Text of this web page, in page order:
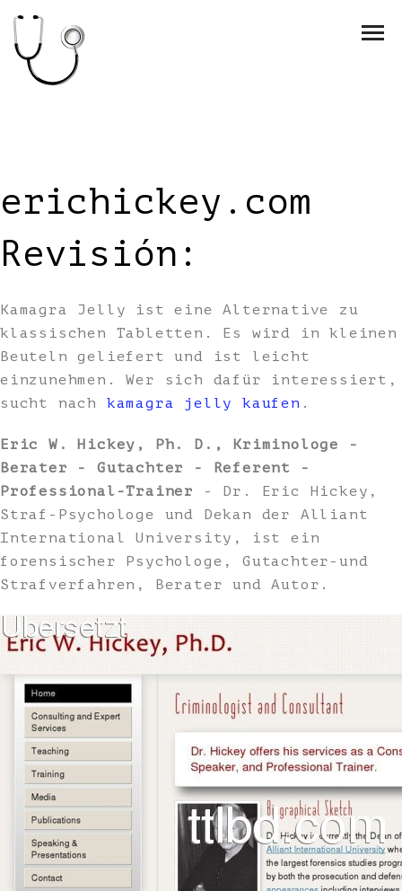
erichickey.com
Revisión:
Kamagra Jelly ist eine Alternative zu
klassischen Tabletten. Es wird in kleinen
Beuteln geliefert und ist leicht
einzunehmen. Wer sich dafür interessiert,
sucht nach kamagra jelly kaufen .
Eric W. Hickey, Ph. D., Kriminologe -
Berater - Gutachter - Referent -
Professional-Trainer
- Dr. Eric Hickey,
Straf-Psychologe und Dekan der Alliant
International University, ist ein
forensischer Psychologe, Gutachter-und
Strafverfahren, Berater und Autor.